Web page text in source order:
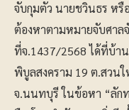
จับกุมตัว นายชวินธร หรื
ต้องหาตามหมายจับศาล
ที่จ.1437/2568 ได้ที่บ้า
พิบูลสงคราม 19 ต.สวน
จ.นนทบุรี ในข้อหา “ลัก